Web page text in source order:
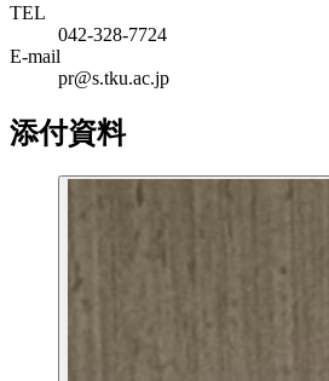
TEL
042-328-7724
E-mail
pr@s.tku.ac.jp
添付資料